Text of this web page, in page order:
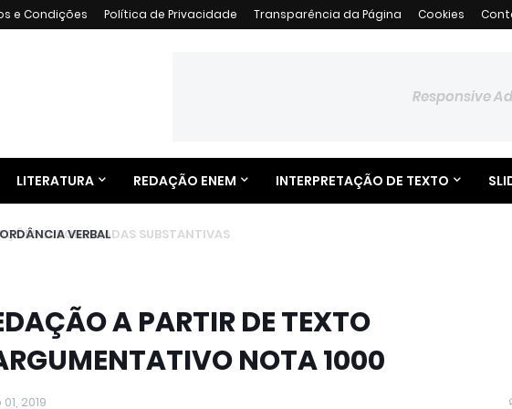
e Condições Política de Privacidade Transparência da Página Cookies
Responsive
LITERATURA REDAÇÃO ENEM INTERPRETAÇÃO DE TEXTO
VERBAL
A PARTIR DE TEXTO
NOTA 1000
2019